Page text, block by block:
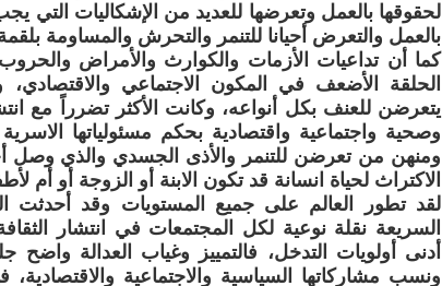
لحقوقها بالعمل وتعرضها للعديد من الإشكاليات التي
بالعمل والتعرض أحيانا للتنمر والتحرش والمساومة
كما أن تداعيات الأزمات والكوارث والأمراض والحروب
الحلقة الأضعف في المكون الاجتماعي
يتعرضن للعنف بكل أنواعه، وكانت الأكثر تضرراً مع
وصحية واجتماعية واقتصادية بحكم مسئولياتها
ومنهن من تعرضن للتنمر والأذى الجسدي والذي وصل
الاكتراث لحياة انسانة قد تكون الابنة أو الزوجة أو أم
لقد تطور العالم على جميع المستويات وقد أحدثت
السريعة نقلة نوعية لكل المجتمعات في انتشار
أدنى أولويات التدخل، فالتمييز وغياب العدالة واضح
ونسب مشاركاتها السياسية والاجتماعية